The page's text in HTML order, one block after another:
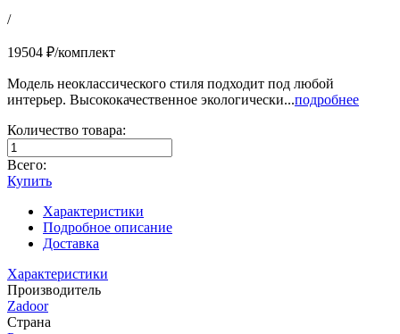
/
19504 ₽/комплект
Модель неоклассического стиля подходит под любой
интерьер. Высококачественное экологически...подробнее
Количество товара:
Всего:
Купить
Характеристики
Подробное описание
Доставка
Характеристики
Производитель
Zadoor
Страна